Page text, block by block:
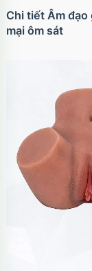
Chi tiết Âm
mại ôm sát